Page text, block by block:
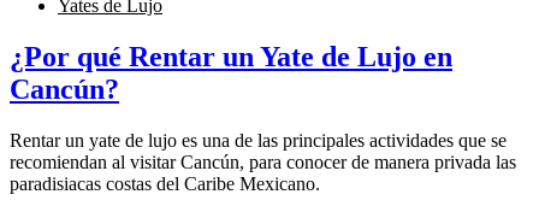
Yates de Lujo
¿Por qué Rentar un Yate de Lujo en
Cancún?
Rentar un yate de lujo es una de las principales actividades que se
recomiendan al visitar Cancún, para conocer de manera privada las
paradisiacas costas del Caribe Mexicano.